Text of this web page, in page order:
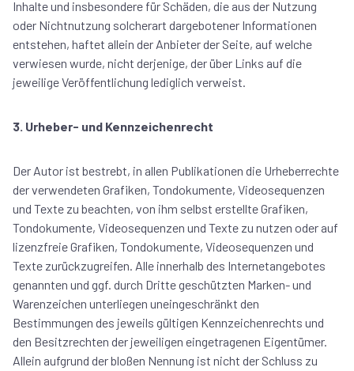
Inhalte und insbesondere für Schäden, die aus der Nutzung
oder Nichtnutzung solcherart dargebotener Informationen
entstehen, haftet allein der Anbieter der Seite, auf welche
verwiesen wurde, nicht derjenige, der über Links auf die
jeweilige Veröffentlichung lediglich verweist.
3. Urheber- und Kennzeichenrecht
Der Autor ist bestrebt, in allen Publikationen die Urheberrechte
der verwendeten Grafiken, Tondokumente, Videosequenzen
und Texte zu beachten, von ihm selbst erstellte Grafiken,
Tondokumente, Videosequenzen und Texte zu nutzen oder auf
lizenzfreie Grafiken, Tondokumente, Videosequenzen und
Texte zurückzugreifen. Alle innerhalb des Internetangebotes
genannten und ggf. durch Dritte geschützten Marken- und
Warenzeichen unterliegen uneingeschränkt den
Bestimmungen des jeweils gültigen Kennzeichenrechts und
den Besitzrechten der jeweiligen eingetragenen Eigentümer.
Allein aufgrund der bloßen Nennung ist nicht der Schluss zu